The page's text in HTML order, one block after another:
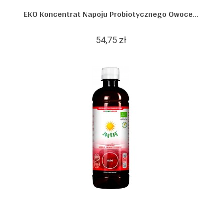
EKO Koncentrat Napoju Probiotycznego Owoce...
54,75 zł